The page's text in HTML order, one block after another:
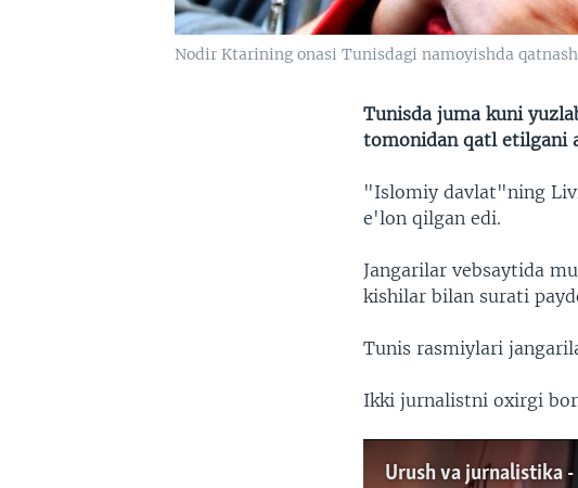
Nodir Ktarining onasi Tunisdagi namoyishda
Tunisda juma kuni
tomonidan qatl etilgani
"Islomiy davlat"ning
e'lon qilgan edi.
Jangarilar vebsaytida
kishilar bilan surati
Tunis rasmiylari
Ikki jurnalistni oxirgi
Urush va jurnalistika